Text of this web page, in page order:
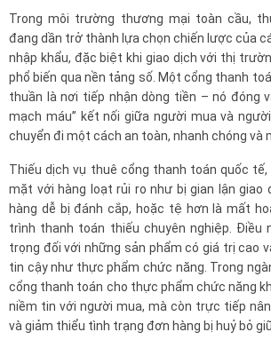
Trong môi trường thương mại toàn cầu,
đang dần trở thành lựa chọn chiến lược của
nhập khẩu, đặc biệt khi giao dịch với thị
phổ biến qua nền tảng số. Một cổng thanh
thuần là nơi tiếp nhận dòng tiền – nó đóng
mạch máu” kết nối giữa người mua và
chuyển đi một cách an toàn, nhanh chóng và
Thiếu dịch vụ thuê cổng thanh toán quốc
mặt với hàng loạt rủi ro như bị gian lận giao
hàng dễ bị đánh cắp, hoặc tệ hơn là mất
trình thanh toán thiếu chuyên nghiệp. Điều
trọng đối với những sản phẩm có giá trị cao
tin cậy như thực phẩm chức năng. Trong
cổng thanh toán cho thực phẩm chức năng
niềm tin với người mua, mà còn trực tiếp
và giảm thiểu tình trạng đơn hàng bị huỷ bỏ